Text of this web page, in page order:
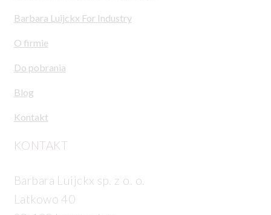
Barbara Luijckx For Industry
O firmie
Do pobrania
Blog
Kontakt
KONTAKT
Barbara Luijckx sp. z o. o.
Latkowo 40